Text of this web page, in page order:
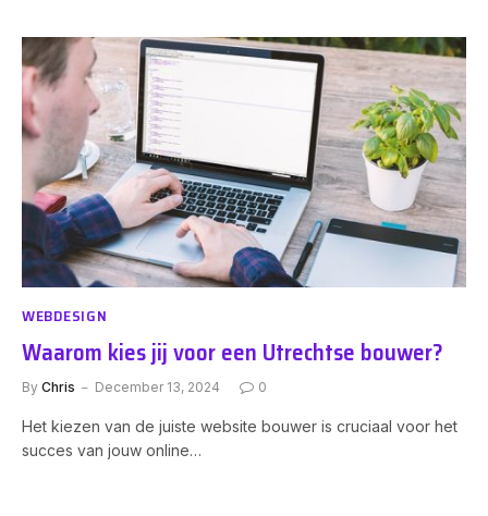
WEBDESIGN
Waarom kies jij voor een Utrechtse bouwer?
By Chris December 13, 2024 0
Het kiezen van de juiste website bouwer is cruciaal voor het
succes van jouw online…